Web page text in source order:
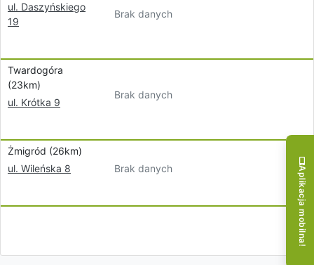
ul. Daszyńskiego
19
Brak danych
Twardogóra
(23km)
ul. Krótka 9
Brak danych
Żmigród (26km)
ul. Wileńska 8
Brak danych Aplikacja mobilna!